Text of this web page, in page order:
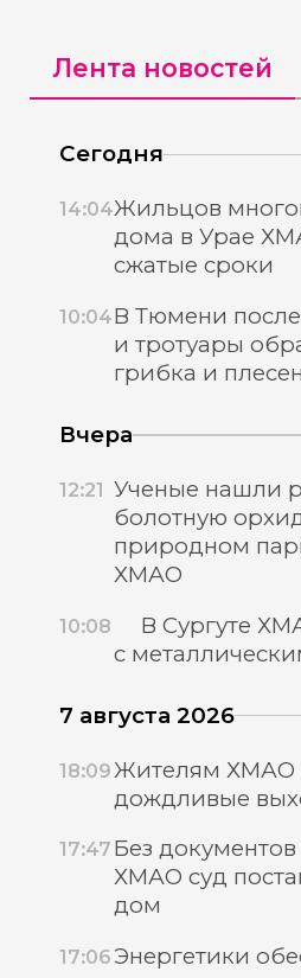
Лента новостей
Сегодня
14:04Жильцов
дома в Урае
сжатые сроки
10:04В Тюмени
и тротуары
грибка и
Вчера
12:21 Ученые нашли
болотную
природном
ХМАО
10:08
В Сургуте
с
7 августа 2026
18:09 Жителям ХМАО
дождливые
17:47 Без
ХМАО суд
дом
17:06 Энергетики